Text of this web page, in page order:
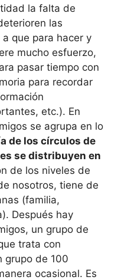
la falta de
las
que para hacer y
mucho esfuerzo,
pasar tiempo con
para recordar
etc.). En
se agrupa en lo
de los círculos de
se distribuyen en
de los niveles de
nosotros, tiene de
(familia,
Después hay
un grupo de
trata con
grupo de 100
ocasional. Es